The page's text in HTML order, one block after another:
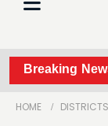
Breaking
చుక్కాపూర్‌
HOME DISTRICTS